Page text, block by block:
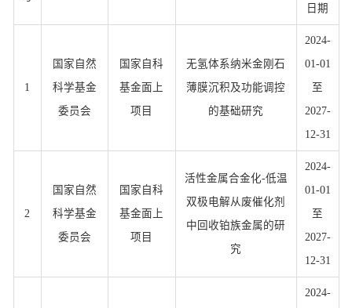
日期
1
国家自然
科学基金
委员会
国家自科
基金面上
项目
无氢体系纳米金刚石
薄膜沉积及功能调控
的基础研究
2024-
01-01
至
2027-
12-31
2
国家自然
科学基金
委员会
国家自科
基金面上
项目
活性金属合金化-低温
双极电解从废催化剂
中回收铂族金属的研
究
2024-
01-01
至
2027-
12-31
2024-